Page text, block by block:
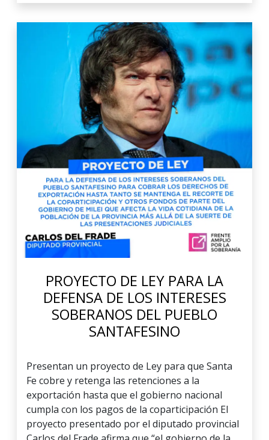
PROYECTO DE LEY PARA LA
DEFENSA DE LOS INTERESES
SOBERANOS DEL PUEBLO
SANTAFESINO
Presentan un proyecto de Ley para que Santa
Fe cobre y retenga las retenciones a la
exportación hasta que el gobierno nacional
cumpla con los pagos de la coparticipación El
proyecto presentado por el diputado provincial